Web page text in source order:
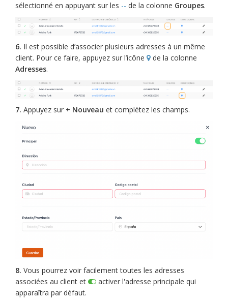
sélectionné en appuyant sur les -- de la colonne Groupes.
6. Il est possible d’associer plusieurs adresses à un même
client. Pour ce faire, appuyez sur l’icône
de la colonne
Adresses.
7. Appuyez sur + Nouveau et complétez les champs.
8. Vous pourrez voir facilement toutes les adresses
associées au client et
activer l'adresse principale qui
apparaîtra par défaut.